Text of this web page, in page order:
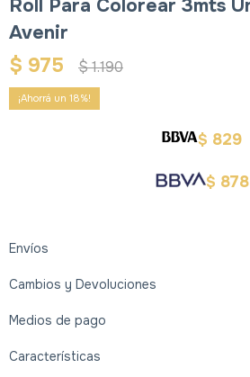
Roll Para Colorear 3mts
Avenir
$ 975 $1.190
18
$ 829
$ 878
Envíos
Cambios y Devoluciones
Medios de pago
Características